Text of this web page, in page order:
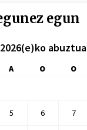
egun
2026(e)ko abuztua
A O O
5 6 7